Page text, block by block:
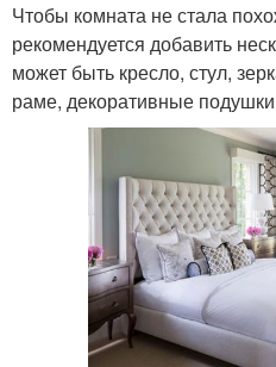
Чтобы комната не стала
рекомендуется добавить
может быть кресло, стул,
раме, декоративные